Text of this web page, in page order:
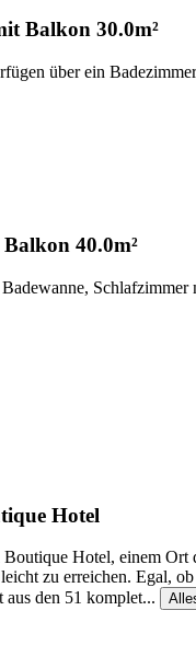
Balkon 30.0m²
über ein
40.0m²
Hotel
Hotel, einem Ort
zu erreichen. Egal,
aus den 51 komplet...